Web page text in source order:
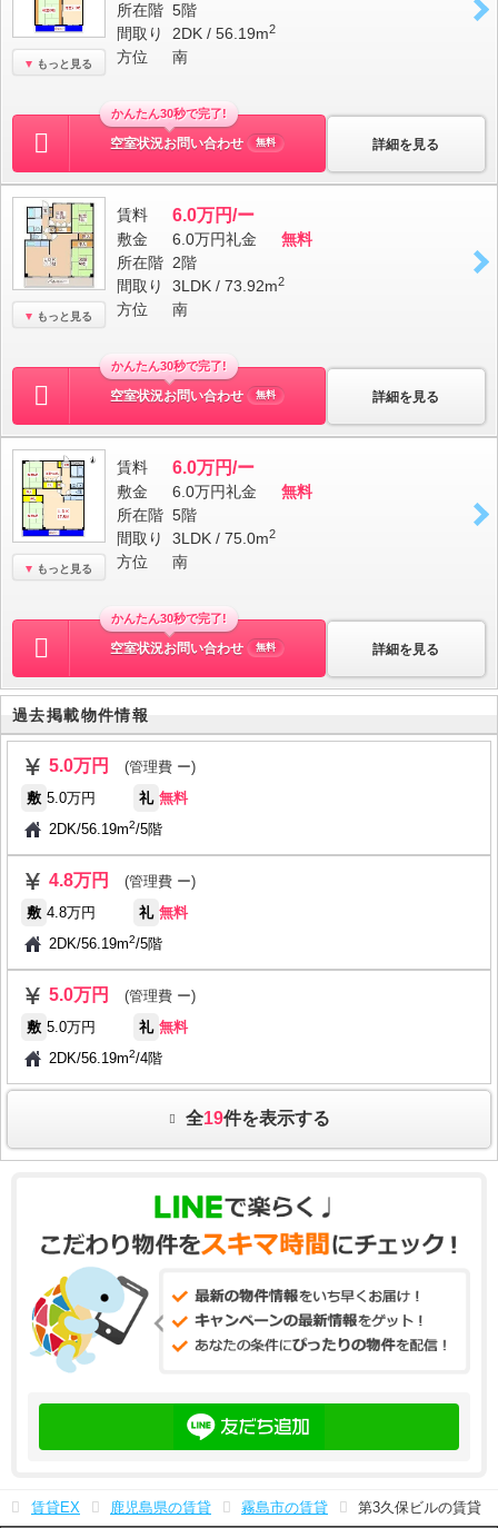
もっと見る
所在階 5階
間取り
2DK / 56.19m2
方位 南
詳細を見る
かんたん30秒で完了!
空室状況お問い合わせ 無料
もっと見る
賃料 6.0万円/ー
敷金 6.0万円礼金
無料
所在階 2階
間取り
3LDK / 73.92m2
方位 南
詳細を見る
かんたん30秒で完了!
空室状況お問い合わせ 無料
もっと見る
賃料 6.0万円/ー
敷金 6.0万円礼金
無料
所在階 5階
間取り
3LDK / 75.0m2
方位 南
詳細を見る
かんたん30秒で完了!
空室状況お問い合わせ 無料
過去掲載物件情報
5.0万円
(管理費 ー)
敷 5.0万円 礼 無料
2DK/56.19m2/5階
4.8万円
(管理費 ー)
敷 4.8万円 礼 無料
2DK/56.19m2/5階
5.0万円
(管理費 ー)
敷 5.0万円 礼 無料
2DK/56.19m2/4階
全19件を表示する
賃貸EX 鹿児島県の賃貸 霧島市の賃貸 第3久保ビルの賃貸